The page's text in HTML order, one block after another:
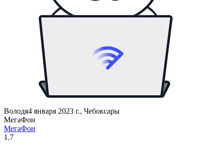
Володя4 января 2023 г., Чебоксары
МегаФон
МегаФон
1.7